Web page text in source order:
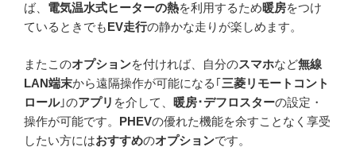
ば、 電気温水式ヒーターの熱を利用するため暖房をつけ
ているときでもEV走行の静かな走りが楽しめます。
またこのオプションを付ければ、自分のスマホなど無線
LAN端末から遠隔操作が可能になる｢三菱リモートコント
ロール｣のアプリ を介して、 暖房･デフロスターの設定・
操作が可能です。 PHEVの優れた機能を余すことなく享受
したい方にはおすすめのオプションです。